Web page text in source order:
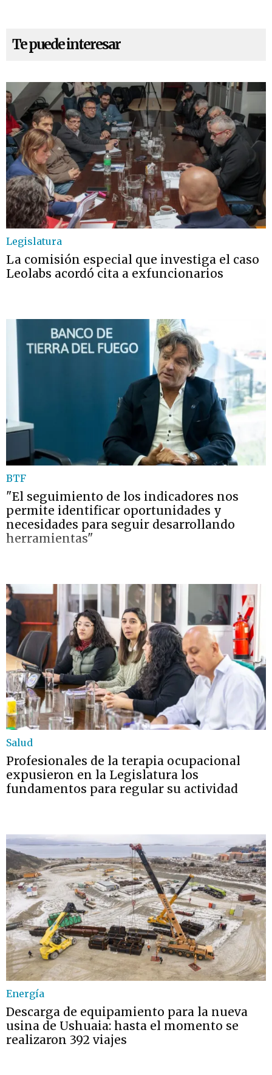
Te puede interesar
Legislatura
La comisión especial que investiga el caso
Leolabs acordó cita a exfuncionarios
BTF
"El seguimiento de los indicadores nos
permite identificar oportunidades y
necesidades para seguir desarrollando
herramientas"
Salud
Profesionales de la terapia ocupacional
expusieron en la Legislatura los
fundamentos para regular su actividad
Energía
Descarga de equipamiento para la nueva
usina de Ushuaia: hasta el momento se
realizaron 392 viajes